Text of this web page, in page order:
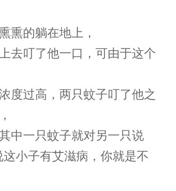
熏的躺在地上，
去叮了他一口，可由于这个
度过高，两只蚊子叮了他之
中一只蚊子就对另一只说
这小子有艾滋病，你就是不